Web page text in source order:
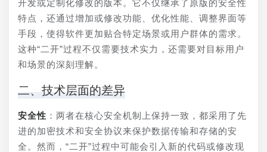
开发或定制化修改的版本。它不仅继承了原版的安全性
特点，还通过增加或修改功能、优化性能、调整界面等
手段，使得软件更加贴合特定场景或用户群体的需求。
这种“二开”过程不仅需要技术实力，还需要对目标用户
和场景的深刻理解。
二、技术层面的差异
安全性 ：两者在核心安全机制上保持一致，都采用了先
进的加密技术和安全协议来保护数据传输和存储的安
全。然而，“二开”过程中可能会引入新的代码或修改现